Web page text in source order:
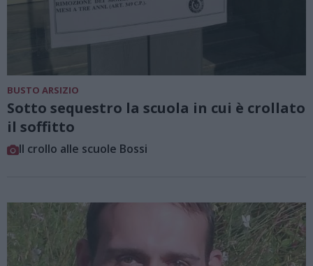
BUSTO ARSIZIO
Sotto sequestro la scuola in cui è crollato
il soffitto
Il crollo alle scuole Bossi